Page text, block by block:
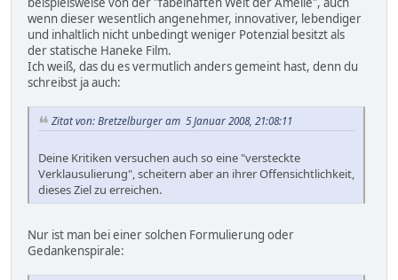
wenn dieser wesentlich angenehmer, innovativer, lebendiger
und inhaltlich nicht unbedingt weniger Potenzial besitzt als
der statische Haneke Film.
Ich weiß, das du es vermutlich anders gemeint hast, denn du
schreibst ja auch:
Zitat von: Bretzelburger am 5 Januar 2008, 21:08:11
Deine Kritiken versuchen auch so eine "versteckte
Verklausulierung", scheitern aber an ihrer Offensichtlichkeit,
dieses Ziel zu erreichen.
Nur ist man bei einer solchen Formulierung oder
Gedankenspirale: